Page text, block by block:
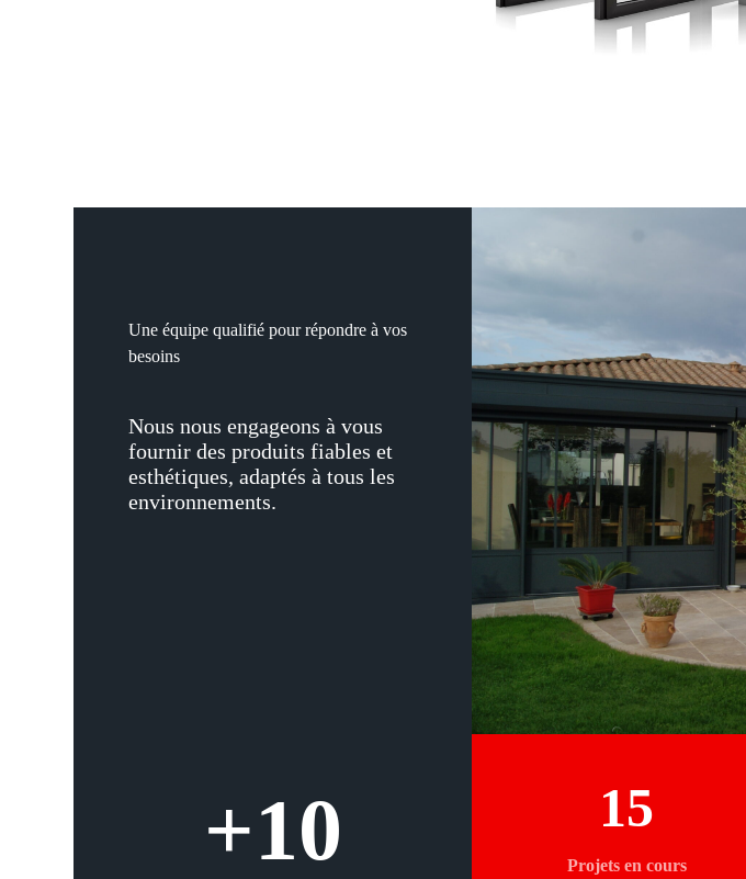
Une équipe qualifié pour répondre à vos
besoins
Nous nous engageons à vous
fournir des produits fiables et
esthétiques, adaptés à tous les
environnements.
+10 Projets en cours
15